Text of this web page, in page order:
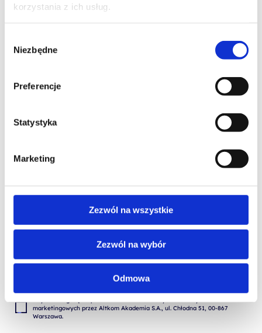
korzystania z ich usług.
zgody
Niezbędne
Preferencje
Statystyka
Marketing
Zezwól na wszystkie
Zezwól na wybór
Odmowa
FIRMA
TREŚĆ WIADOMOŚCI*
formularzu w celu realizacji zgłoszenia (przygotowania odpowiedzi, oferty,
marketingowych przez Altkom Akademia S.A., ul. Chłodna 51, 00-867